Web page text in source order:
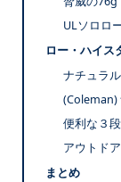
ULソロロ
ロー・ハイス
ナチュラ
(Coleman)
便利な３
アウトド
まとめ